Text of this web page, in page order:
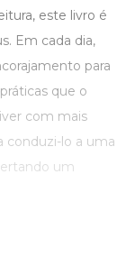
este livro é
Em cada dia,
para
que o
com mais
conduzi-lo a uma
um